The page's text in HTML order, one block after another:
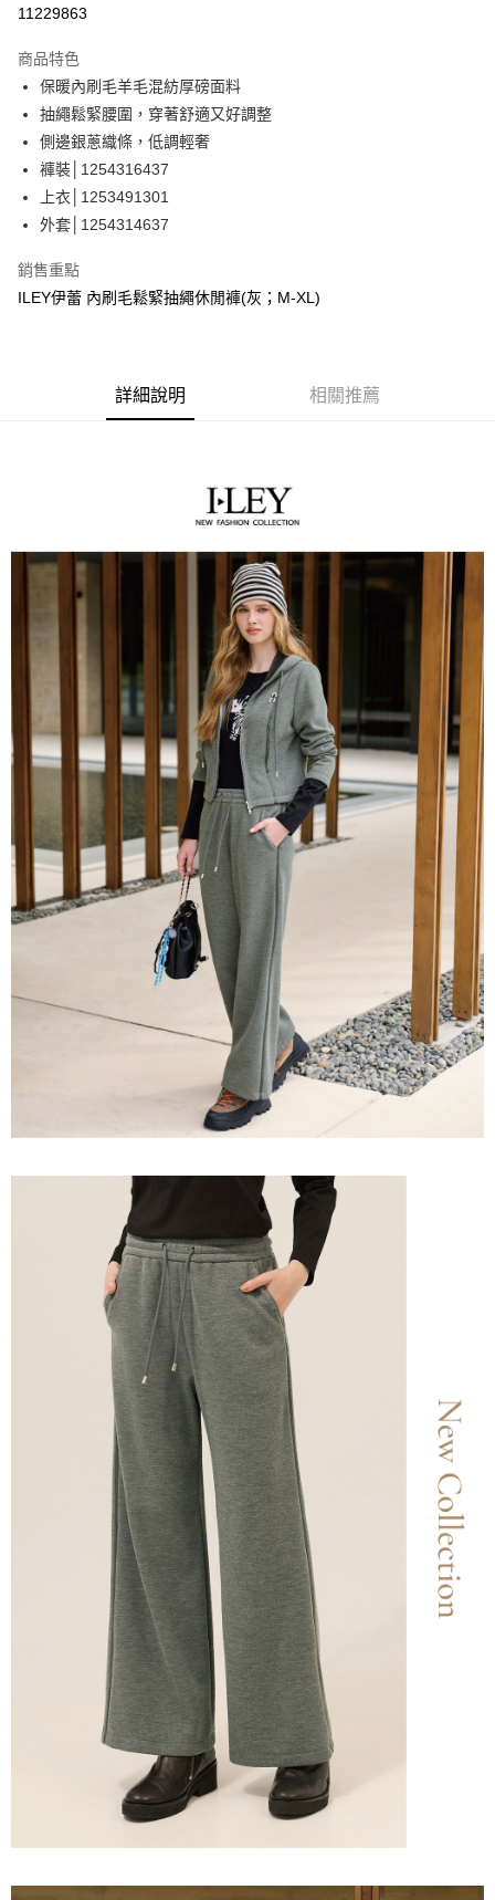
上海商業儲蓄銀行
臺灣中小企業銀行
匯豐（台灣）商業銀行
聯邦商業銀行
遠東國際商業銀行
元大商業銀行
玉山商業銀行
台新國際商業銀行
台灣樂天信用卡公司
LINE Pay
Apple Pay
街口支付
悠遊付
全盈+PAY
大哥付你分期
【大哥付你分期使用說明】
1.本服務由台灣大哥大提供，台灣大哥大用戶可立即使用無須另外申請。
4.訂單成立30分鐘內，如未前往確認交易或遇審核未通過，訂單將自動取
消。如遇「轉專審核」未通過狀況，表示未達大哥付你分期系統評分，恕無
2.透過簡訊連結打開帳單後，可選擇「超商條碼／台灣大直營門市／銀行轉
1.本服務係由「台灣大哥大股份有限公司」（以下簡稱本公司）所提供，讓
用戶於交易時，得透過本服務購買商品或服務，並由商店將買賣／分期付款
買賣價金債權讓與本公司後，依約使用本公司帳單繳交帳款。
2.基於同意付款使用「大哥付你分期」之契約關係目的，商店將以您的個人
資料（包含姓名、電話或地址）提供予台灣大哥大進項蒐集、處理及利用，
由本公司與您本人進行分期帳單所需資料之確認、核對及更正。
3.完整用戶服務條款，請詳閱以下連結： https://oppay.tw/userRule
AFTEE先享後付
１．簡單：不需註冊會員、不需綁卡、不需儲值。
【「AFTEE先享後付」結帳流程】
１．於結帳方式選擇「AFTEE先享後付」後，將跳轉至「AFTEE先享後付」
結帳頁面，進行簡訊認證並確認金額後，即可完成結帳。
２．訂單成立數日內，您將收到繳費通知簡訊。
３．收到繳費通知簡訊後14天內，點擊此簡訊中的連結，可透過四大超商／
ATM／網路銀行／等多元方式進行付款，方視為交易完成。
※ 請注意：結帳手續完成當下不需立刻繳費，但若您需要取消訂單，請聯絡
購買商品的店家。未經商家同意取消之訂單仍視為有效，需透過AFTEE先享
※ 交易是否成功請以「AFTEE先享後付 」之結帳頁面顯示為準，若有關於
是否繳費成功／繳費後需取消欲退款等相關疑問，請聯繫「AFTEE先享後付
https://netprotections.freshdesk.com/support/home
【注意事項】
１．透過由恩沛科技股份有限公司提供之「AFTEE先享後付」服務完成之交
易，需依本服務之必要範圍內提供個人資料，並將交易相關給付款項請求債
權轉讓予恩沛科技股份有限公司。
２．關於個人資料處理事宜，請瀏覽以下網址：
https://aftee.tw/terms/#terms3
３．未成年的使用者請事先徵得法定代理人或監護人之同意方可使用
「AFTEE先享後付」，若未經同意申辦者引起之損失，本公司不負相關責
任。
４．使用「AFTEE先享後付」時，將依據個別帳號之用戶狀況，依本公司即
時審查核予不同之上限額度；若仍有額度不足之情形，本公司將視審查結果
請求用戶進行身份認證。
５．嚴禁一人註冊多個帳號或使用他人資訊註冊。若發現惡意使用之情形，
恩沛科技股份有限公司將有權停止該用戶之使用額度並採取法律行動。
全家取貨付款
每筆NT$120，滿NT$2,500(含以上)免運費
萊爾富取貨付款
每筆NT$120，滿NT$2,500(含以上)免運費
每筆NT$120，滿NT$2,500(含以上)免運費
每筆NT$120，滿NT$2,500(含以上)免運費
付款後7-11取貨
每筆NT$120，滿NT$2,500(含以上)免運費
每筆NT$120，滿NT$2,500(含以上)免運費
宅配離島
每筆NT$120，滿NT$2,500(含以上)免運費
免運費
查看運費
11229863
商品特色
保暖內刷毛羊毛混紡厚磅面料
抽繩鬆緊腰圍，穿著舒適又好調整
側邊銀蔥織條，低調輕奢
褲裝│1254316437
上衣│1253491301
外套│1254314637
銷售重點
ILEY伊蕾 內刷毛鬆緊抽繩休閒褲(灰；M-XL)
詳細說明 相關推薦